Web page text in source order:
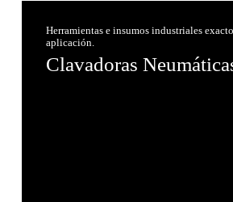
Herramientas e insumos industriales
aplicación.
Clavadoras